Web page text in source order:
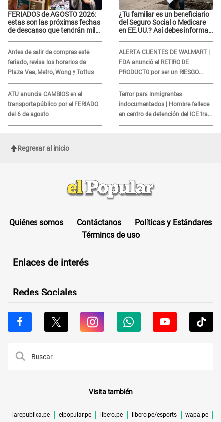
FERIADOS de AGOSTO 2026:
estas son las próximas fechas
de descanso que tendrán miles
Antes de salir de compras este
feriado, revisa los horarios de
Plaza Vea, Metro, Wong y Tottus
ATU anuncia CAMBIOS en el
transporte público por el FERIADO
del 6 de agosto
¿Tu familiar es un beneficiario
del Seguro Social o Medicare
en EE.UU.? Así debes informar
ALERTA CLIENTES DE WALMART |
FDA anunció el RETIRO DE
PRODUCTO por ser un RIESGO
MORTAL para consumidores: ¿Cuál
es?
Terror para inmigrantes
indocumentados | Hombre fallece
en centro de detención del ICE tras
sufrir una "emergencia médica"
Regresar al inicio
Quiénes somos Contáctanos
Políticas y Estándares
Términos de uso
Enlaces de interés
Redes Sociales
Visita también
larepublica.pe elpopular.pe libero.pe libero.pe/esports wapa.pe